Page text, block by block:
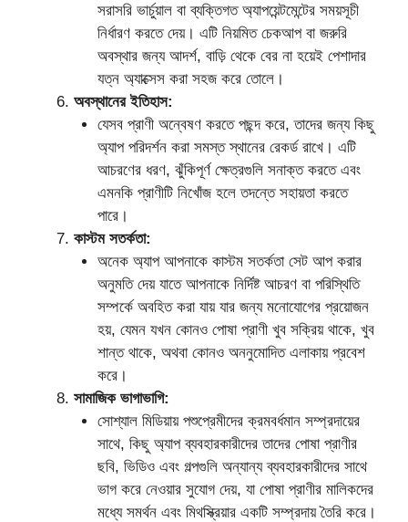
সরাসরি ভার্চুয়াল বা ব্যক্তিগত অ্যাপয়েন্টমেন্টের সময়সূচী
নির্ধারণ করতে দেয়। এটি নিয়মিত চেকআপ বা জরুরি
অবস্থার জন্য আদর্শ, বাড়ি থেকে বের না হয়েই পেশাদার
যত্ন অ্যাক্সেস করা সহজ করে তোলে।
অবস্থানের ইতিহাস:
যেসব প্রাণী অন্বেষণ করতে পছন্দ করে, তাদের জন্য কিছু
অ্যাপ পরিদর্শন করা সমস্ত স্থানের রেকর্ড রাখে। এটি
আচরণের ধরণ, ঝুঁকিপূর্ণ ক্ষেত্রগুলি সনাক্ত করতে এবং
এমনকি প্রাণীটি নিখোঁজ হলে তদন্তে সহায়তা করতে
পারে।
কাস্টম সতর্কতা:
অনেক অ্যাপ আপনাকে কাস্টম সতর্কতা সেট আপ করার
অনুমতি দেয় যাতে আপনাকে নির্দিষ্ট আচরণ বা পরিস্থিতি
সম্পর্কে অবহিত করা যায় যার জন্য মনোযোগের প্রয়োজন
হয়, যেমন যখন কোনও পোষা প্রাণী খুব সক্রিয় থাকে, খুব
শান্ত থাকে, অথবা কোনও অননুমোদিত এলাকায় প্রবেশ
করে।
সামাজিক ভাগাভাগি:
সোশ্যাল মিডিয়ায় পশুপ্রেমীদের ক্রমবর্ধমান সম্প্রদায়ের
সাথে, কিছু অ্যাপ ব্যবহারকারীদের তাদের পোষা প্রাণীর
ছবি, ভিডিও এবং গল্পগুলি অন্যান্য ব্যবহারকারীদের সাথে
ভাগ করে নেওয়ার সুযোগ দেয়, যা পোষা প্রাণীর মালিকদের
মধ্যে সমর্থন এবং মিথস্ক্রিয়ার একটি সম্প্রদায় তৈরি করে।